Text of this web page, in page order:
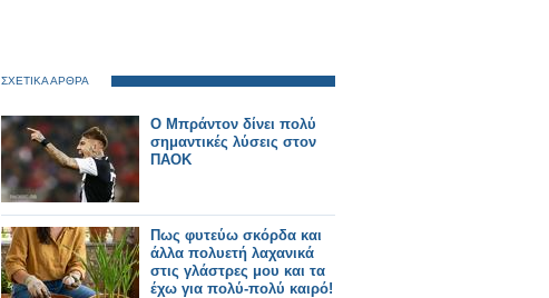
ΣΧΕΤΙΚΑ ΑΡΘΡΑ
Ο Μπράντον δίνει πολύ
σημαντικές λύσεις στον
ΠΑΟΚ
Πως φυτεύω σκόρδα και
άλλα πολυετή λαχανικά
στις γλάστρες μου και τα
έχω για πολύ-πολύ καιρό!